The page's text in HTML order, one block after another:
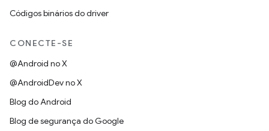
Códigos binários do driver
CONECTE-SE
@Android no X
@AndroidDev no X
Blog do Android
Blog de segurança do Google